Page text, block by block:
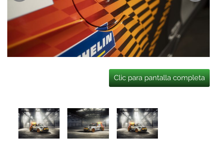
Clic para pantalla completa